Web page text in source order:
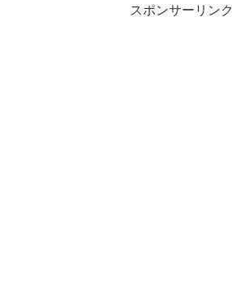
スポンサーリンク